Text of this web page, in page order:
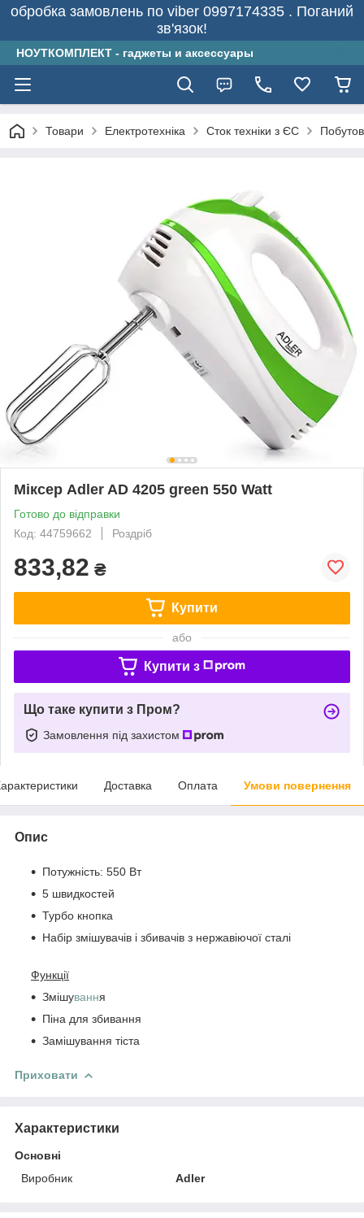
обробка замовлень по viber 0997174335 . Поганий
зв'язок!
НОУТКОМПЛЕКТ - гаджеты и аксессуары
Товари Електротехніка Сток техніки з ЄС
Міксер Adler AD 4205 green 550 Watt
Готово до відправки
Код: 44759662
Роздріб
833,82 ₴
Купити
або
Купити з
Що таке купити з Пром?
Замовлення під захистом
Доставка Оплата Умови повернення
Опис
Потужність: 550 Вт
5 швидкостей
Турбо кнопка
Набір змішувачів і збивачів з нержавіючої сталі
Функції
Змішування
Піна для збивання
Замішування тіста
Приховати
Характеристики
Основні
Виробник
Adler